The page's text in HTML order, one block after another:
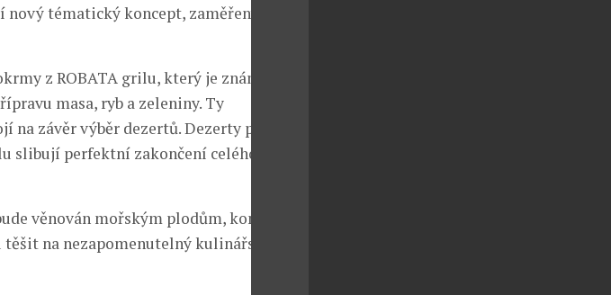
tématický koncept, zaměřený na
z ROBATA grilu, který je známý pro
masa, ryb a zeleniny. Ty
závěr výběr dezertů. Dezerty plné
slibují perfektní zakončení celého
věnován mořským plodům, konkrétně
na nezapomenutelný kulinářský